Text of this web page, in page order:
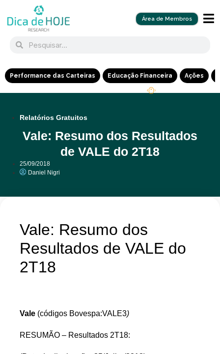
Área de Membros
Performance das Carteiras Educação Financeira Ações
Relatórios Gratuitos
Vale: Resumo dos Resultados
de VALE do 2T18
25/09/2018
Daniel Nigri
Vale: Resumo dos
Resultados de VALE do
2T18
Vale (códigos Bovespa:VALE3)
RESUMÃO – Resultados 2T18: